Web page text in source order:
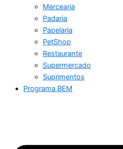
Mercearia
Padaria
Papelaria
PetShop
Restaurante
Supermercado
Suprimentos
Programa BEM